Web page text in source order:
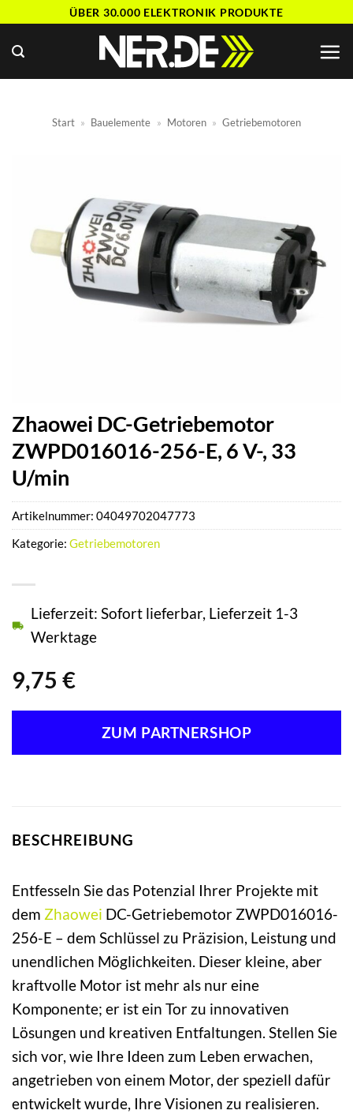
springen
ÜBER 30.000 ELEKTRONIK PRODUKTE
Start » Bauelemente » Motoren » Getriebemotoren
Zhaowei DC-Getriebemotor
ZWPD016016-256-E, 6 V-, 33
U/min
9,75 €
Lieferzeit: Sofort lieferbar, Lieferzeit 1-3
Werktage
ZUM PARTNERSHOP
Artikelnummer: 04049702047773
Kategorie: Getriebemotoren
BESCHREIBUNG
Entfesseln Sie das Potenzial Ihrer Projekte mit
dem Zhaowei DC-Getriebemotor ZWPD016016-
256-E – dem Schlüssel zu Präzision, Leistung und
unendlichen Möglichkeiten. Dieser kleine, aber
kraftvolle Motor ist mehr als nur eine
Komponente; er ist ein Tor zu innovativen
Lösungen und kreativen Entfaltungen. Stellen Sie
sich vor, wie Ihre Ideen zum Leben erwachen,
angetrieben von einem Motor, der speziell dafür
entwickelt wurde, Ihre Visionen zu realisieren.